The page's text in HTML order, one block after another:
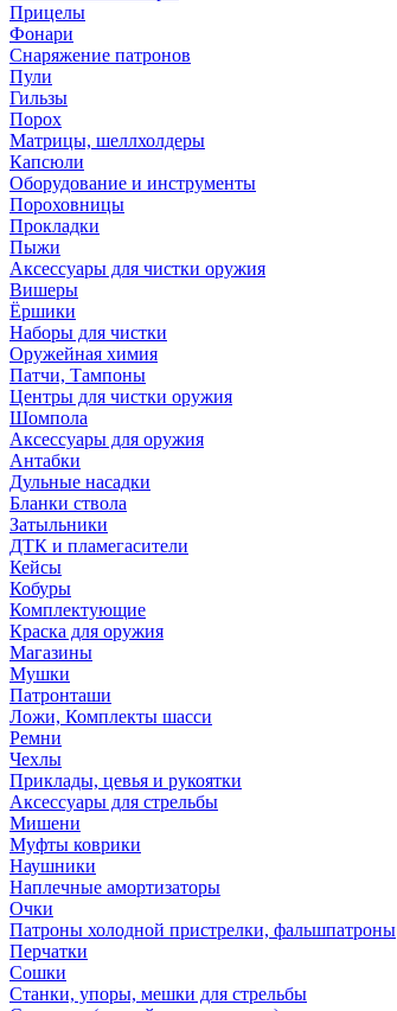
Прицелы
Фонари
Снаряжение патронов
Пули
Гильзы
Порох
Матрицы, шеллхолдеры
Капсюли
Оборудование и инструменты
Пороховницы
Прокладки
Пыжи
Аксессуары для чистки оружия
Вишеры
Ёршики
Наборы для чистки
Оружейная химия
Патчи, Тампоны
Центры для чистки оружия
Шомпола
Аксессуары для оружия
Антабки
Дульные насадки
Бланки ствола
Затыльники
ДТК и пламегасители
Кейсы
Кобуры
Комплектующие
Краска для оружия
Магазины
Мушки
Патронташи
Ложи, Комплекты шасси
Ремни
Чехлы
Приклады, цевья и рукоятки
Аксессуары для стрельбы
Мишени
Муфты коврики
Наушники
Наплечные амортизаторы
Очки
Патроны холодной пристрелки, фальшпатроны
Перчатки
Сошки
Станки, упоры, мешки для стрельбы